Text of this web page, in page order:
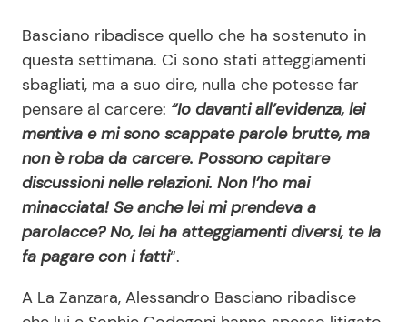
Basciano ribadisce quello che ha sostenuto in
questa settimana. Ci sono stati atteggiamenti
sbagliati, ma a suo dire, nulla che potesse far
pensare al carcere: “Io davanti all’evidenza, lei
mentiva e mi sono scappate parole brutte, ma
non è roba da carcere. Possono capitare
discussioni nelle relazioni. Non l’ho mai
minacciata! Se anche lei mi prendeva a
parolacce? No, lei ha atteggiamenti diversi, te la
fa pagare con i fatti“.
A La Zanzara, Alessandro Basciano ribadisce